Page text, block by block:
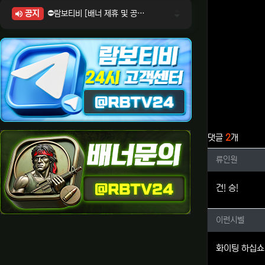
댓글 2개
류인원
류인원
건! 승!
이런시
이런시벨
화이팅 하십쇼
공지
⛔람보티비 [배너 제휴 및 공식 입점 문의 안내]
⛔람보티비 [정회원 등급UP! 안내사항]
⛔람보티비 [채팅방 이용시 주의사항]
⛔람보티비 [공식보증업체 안내]